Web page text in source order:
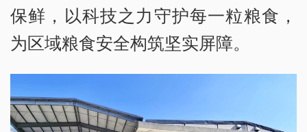
保鲜，以科技之力守护每一粒粮食，
为区域粮食安全构筑坚实屏障。